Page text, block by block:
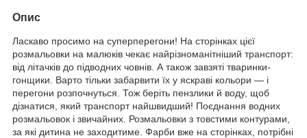
Опис
Ласкаво просимо на суперперегони! На сторінках цієї
розмальовки на малюків чекає найрізноманітніший транспорт:
від літачків до підводних човнів. А також завзяті тваринки-
гонщики. Варто тільки забарвити їх у яскраві кольори — і
перегони розпочнуться. Тож беріть пензлики й воду, щоб
дізнатися, який транспорт найшвидший! Поєднання водних
розмальовок і звичайних. Розмальовки з товстими контурами,
за які дитина не заходитиме. Фарби вже на сторінках, потрібні